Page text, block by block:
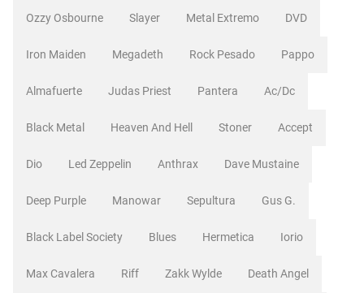
Ozzy Osbourne Slayer Metal Extremo DVD
Iron Maiden Megadeth Rock Pesado Pappo
Almafuerte Judas Priest Pantera Ac/dc
Black Metal Heaven And Hell Stoner Accept
Dio Led Zeppelin Anthrax Dave Mustaine
Deep Purple Manowar Sepultura Gus G.
Black Label Society Blues Hermetica Iorio
Max Cavalera Riff Zakk Wylde Death Angel